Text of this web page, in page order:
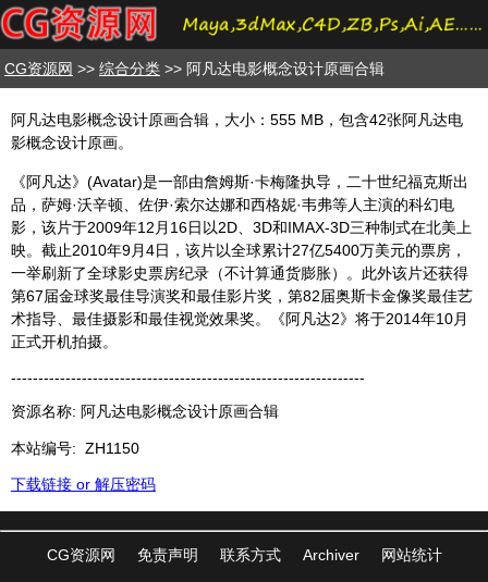
CG资源网 >> 综合分类 >> 阿凡达电影概念设计原画合辑
阿凡达电影概念设计原画合辑，大小：555 MB，包含42张阿凡达电
影概念设计原画。
《阿凡达》(Avatar)是一部由詹姆斯·卡梅隆执导，二十世纪福克斯出
品，萨姆·沃辛顿、佐伊·索尔达娜和西格妮·韦弗等人主演的科幻电
影，该片于2009年12月16日以2D、3D和IMAX-3D三种制式在北美上
映。截止2010年9月4日，该片以全球累计27亿5400万美元的票房，
一举刷新了全球影史票房纪录（不计算通货膨胀）。此外该片还获得
第67届金球奖最佳导演奖和最佳影片奖，第82届奥斯卡金像奖最佳艺
术指导、最佳摄影和最佳视觉效果奖。《阿凡达2》将于2014年10月
正式开机拍摄。
-----------------------------------------------------------------
资源名称: 阿凡达电影概念设计原画合辑
本站编号: ZH1150
下载链接 or 解压密码
CG资源网 免责声明 联系方式 Archiver 网站统计